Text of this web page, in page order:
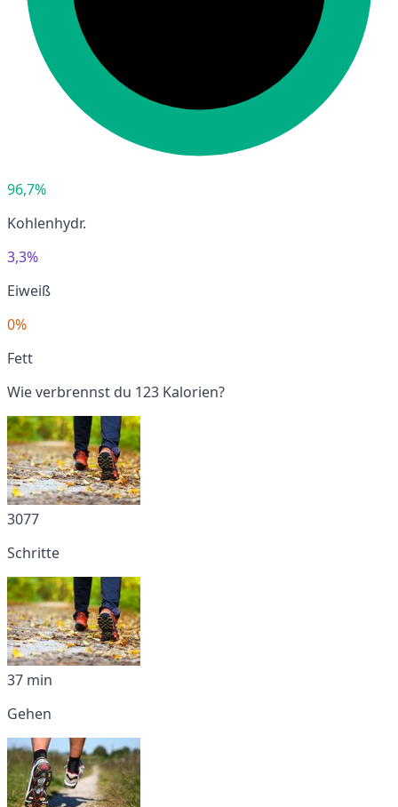
96,7%
Kohlenhydr.
3,3%
Eiweiß
0%
Fett
Wie verbrennst du 123 Kalorien?
3077
Schritte
37 min
Gehen